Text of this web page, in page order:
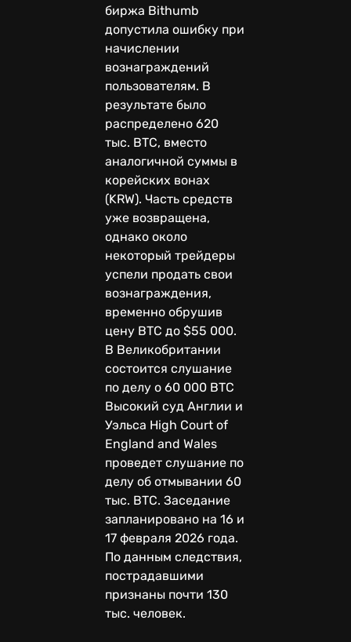
биржа Bithumb
допустила ошибку при
начислении
вознаграждений
пользователям. В
результате было
распределено 620
тыс. BTC, вместо
аналогичной суммы в
корейских вонах
(KRW). Часть средств
уже возвращена,
однако около
некоторый трейдеры
успели продать свои
вознаграждения,
временно обрушив
цену BTC до $55 000.
В Великобритании
состоится слушание
по делу о 60 000 BTC
Высокий суд Англии и
Уэльса High Court of
England and Wales
проведет слушание по
делу об отмывании 60
тыс. BTC. Заседание
запланировано на 16 и
17 февраля 2026 года.
По данным следствия,
пострадавшими
признаны почти 130
тыс. человек.